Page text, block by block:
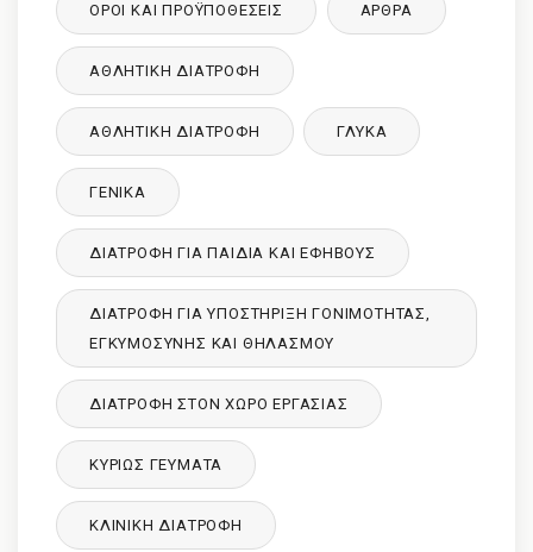
ΌΡΟΙ ΚΑΙ ΠΡΟΫΠΟΘΈΣΕΙΣ ΑΡΘΡΑ
ΑΘΛΗΤΙΚΉ ΔΙΑΤΡΟΦΉ
ΑΘΛΗΤΙΚΉ ΔΙΑΤΡΟΦΉ ΓΛΥΚΑ
ΓΕΝΙΚΆ
ΔΙΑΤΡΟΦΉ ΓΙΑ ΠΑΙΔΙΆ ΚΑΙ ΕΦΉΒΟΥΣ
ΔΙΑΤΡΟΦΉ ΓΙΑ ΥΠΟΣΤΉΡΙΞΗ ΓΟΝΙΜΌΤΗΤΑΣ,
ΕΓΚΥΜΟΣΎΝΗΣ ΚΑΙ ΘΗΛΑΣΜΟΎ
ΔΙΑΤΡΟΦΉ ΣΤΟΝ ΧΏΡΟ ΕΡΓΑΣΊΑΣ
ΚΥΡΙΩΣ ΓΕΥΜΑΤΑ
ΚΛΙΝΙΚΉ ΔΙΑΤΡΟΦΉ